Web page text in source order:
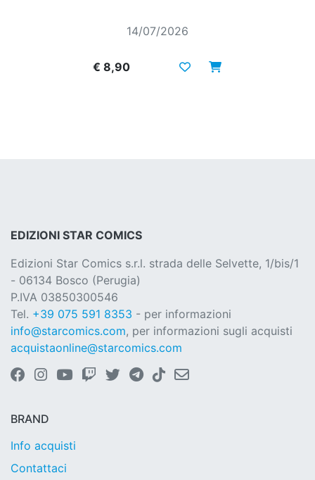
14/07/2026
€ 8,90
EDIZIONI STAR COMICS
Edizioni Star Comics s.r.l. strada delle Selvette, 1/bis/1
- 06134 Bosco (Perugia)
P.IVA 03850300546
Tel. +39 075 591 8353 - per informazioni
info@starcomics.com, per informazioni sugli acquisti
acquistaonline@starcomics.com
BRAND
Info acquisti
Contattaci